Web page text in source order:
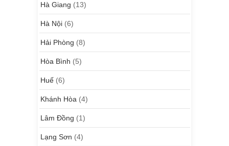
Hà Giang (13)
Hà Nội (6)
Hải Phòng (8)
Hòa Bình (5)
Huế (6)
Khánh Hòa (4)
Lâm Đồng (1)
Lạng Sơn (4)